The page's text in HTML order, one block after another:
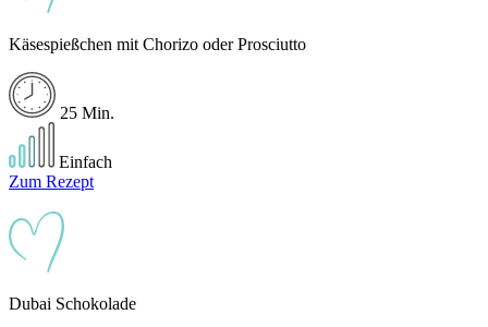
Käsespießchen mit Chorizo oder Prosciutto
25 Min.
Einfach
Zum Rezept
Dubai Schokolade